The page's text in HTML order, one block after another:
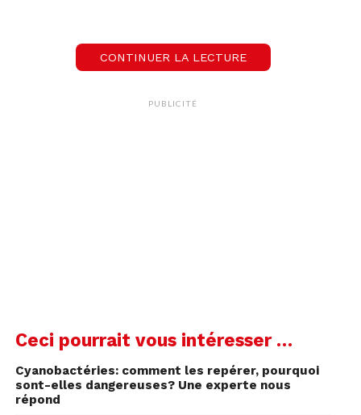
CONTINUER LA LECTURE
PUBLICITÉ
Ceci pourrait vous intéresser …
Cyanobactéries: comment les repérer, pourquoi
sont-elles dangereuses? Une experte nous
répond